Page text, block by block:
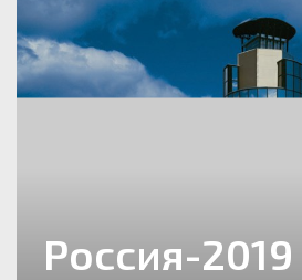
Россия-2019